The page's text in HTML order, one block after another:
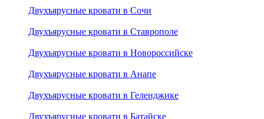
Двухъярусные кровати в Сочи
Двухъярусные кровати в Ставрополе
Двухъярусные кровати в Новороссийске
Двухъярусные кровати в Анапе
Двухъярусные кровати в Геленджике
Двухъярусные кровати в Батайске